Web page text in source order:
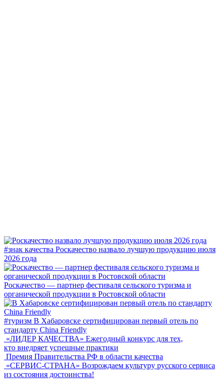
#знак качества Роскачество назвало лучшую продукцию июля
2026 года
Роскачество — партнер фестиваля сельского туризма и
органической продукции в Ростовской области
#туризм В Хабаровске сертифицирован первый отель по
стандарту China Friendly
«ЛИДЕР КАЧЕСТВА» Ежегодный конкурс для тех,
кто внедряет успешные практики
Премия Правительства РФ в области качества
«СЕРВИС-СТРАНА» Возрождаем культуру русского сервиса
из состояния достоинства!